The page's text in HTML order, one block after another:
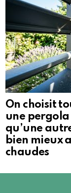
On choisit
une
qu’une
bien mieux
chaudes